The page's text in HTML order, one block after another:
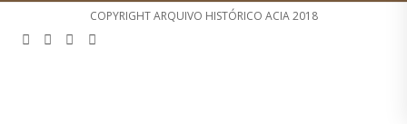
COPYRIGHT ARQUIVO HISTÓRICO ACIA 2018